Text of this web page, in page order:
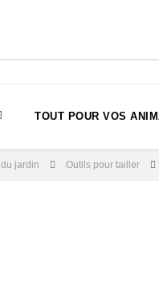
TOUT POUR VOS
jardin Outils pour tailler